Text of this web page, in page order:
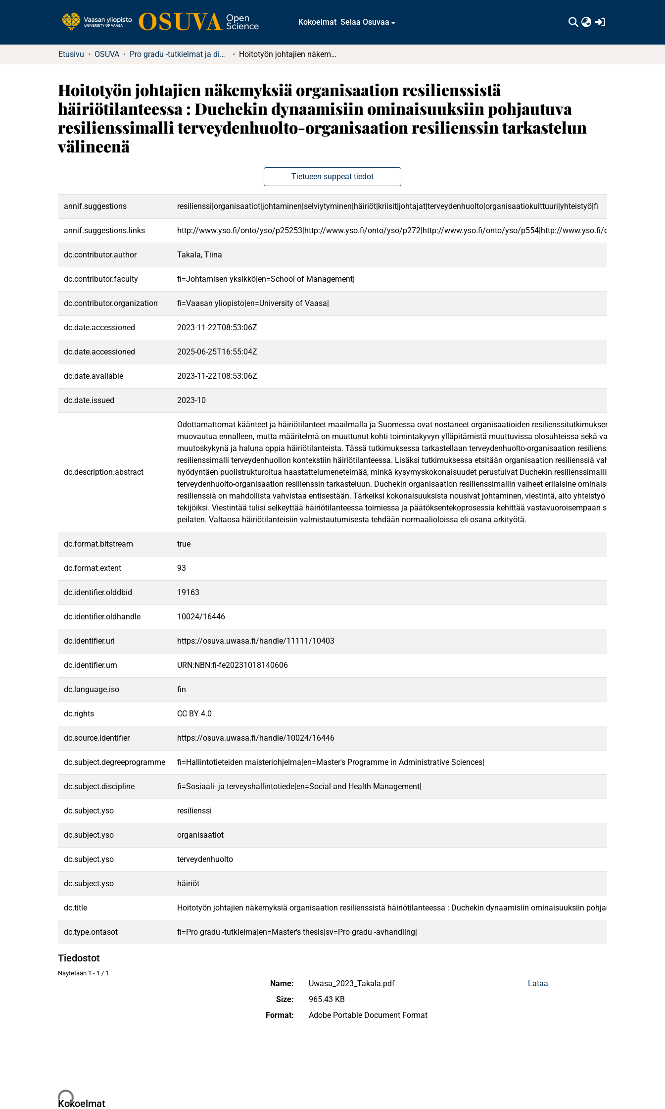
Kokoelmat Selaa Osuvaa
Etusivu OSUVA Pro gradu -tutkielmat ja diplomityöt Hoitotyön johtajien näkemyksiä organisaation resilienssistä häiriötilanteessa : Duchekin dynaamisiin ominaisuuksiin pohjautuva resilienssimalli terveydenhuolto-organisaation resilienssin tarkastelun välineenä
Hoitotyön johtajien näkemyksiä organisaation resilienssistä
häiriötilanteessa : Duchekin dynaamisiin ominaisuuksiin pohjautuva
resilienssimalli terveydenhuolto-organisaation resilienssin tarkastelun
välineenä
Tietueen suppeat tiedot
annif.suggestions resilienssi|organisaatiot|johtaminen|selviytyminen|häiriöt|kriisit|johtajat|terveydenhuolto|organisaatiokulttuuri|yhteistyö|fi
annif.suggestions.links http://www.yso.fi/onto/yso/p25253|http://www.yso.fi/onto/yso/p272|http://www.yso.fi/onto/yso/p554|http://www.yso.fi/onto/yso/
dc.contributor.author Takala, Tiina
dc.contributor.faculty fi=Johtamisen yksikkö|en=School of Management|
dc.contributor.organization fi=Vaasan yliopisto|en=University of Vaasa|
dc.date.accessioned 2023-11-22T08:53:06Z
dc.date.accessioned 2025-06-25T16:55:04Z
dc.date.available 2023-11-22T08:53:06Z
dc.date.issued 2023-10
dc.description.abstract
Odottamattomat käänteet ja häiriötilanteet maailmalla ja Suomessa ovat nostaneet organisaatioiden resilienssitutkimuksen
muovautua ennalleen, mutta määritelmä on muuttunut kohti toimintakyvyn ylläpitämistä muuttuvissa olosuhteissa sekä valmiutta
muutoskykynä ja haluna oppia häiriötilanteista. Tässä tutkimuksessa tarkastellaan terveydenhuolto-organisaation resilienssiä
resilienssimalli terveydenhuollon kontekstiin häiriötilanteessa. Lisäksi tutkimuksessa etsitään organisaation resilienssiä vahvistavia ja
hyödyntäen puolistrukturoitua haastattelumenetelmää, minkä kysymyskokonaisuudet perustuivat Duchekin resilienssimalliin. Aineiston
terveydenhuolto-organisaation resilienssin tarkasteluun. Duchekin organisaation resilienssimallin vaiheet erilaisine ominaisuuksineen
resilienssiä on mahdollista vahvistaa entisestään. Tärkeiksi kokonaisuuksista nousivat johtaminen, viestintä, aito yhteistyö ja
tekijöiksi. Viestintää tulisi selkeyttää häiriötilanteessa toimiessa ja päätöksentekoprosessia kehittää vastavuoroisempaan suuntaan.
peilaten. Valtaosa häiriötilanteisiin valmistautumisesta tehdään normaalioloissa eli osana arkityötä.
dc.format.bitstream true
dc.format.extent 93
dc.identifier.olddbid 19163
dc.identifier.oldhandle 10024/16446
dc.identifier.uri https://osuva.uwasa.fi/handle/11111/10403
dc.identifier.urn URN:NBN:fi-fe20231018140606
dc.language.iso fin
dc.rights CC BY 4.0
dc.source.identifier https://osuva.uwasa.fi/handle/10024/16446
dc.subject.degreeprogramme fi=Hallintotieteiden maisteriohjelma|en=Master's Programme in Administrative Sciences|
dc.subject.discipline fi=Sosiaali- ja terveyshallintotiede|en=Social and Health Management|
dc.subject.yso resilienssi
dc.subject.yso organisaatiot
dc.subject.yso terveydenhuolto
dc.subject.yso häiriöt
dc.title Hoitotyön johtajien näkemyksiä organisaation resilienssistä häiriötilanteessa : Duchekin dynaamisiin ominaisuuksiin pohjautuva
dc.type.ontasot fi=Pro gradu -tutkielma|en=Master's thesis|sv=Pro gradu -avhandling|
Tiedostot
Näytetään 1 - 1 / 1
Ladataan...
Name:
Uwasa_2023_Takala.pdf
Size:
965.43 KB
Format:
Adobe Portable Document Format
Lataa
Kokoelmat